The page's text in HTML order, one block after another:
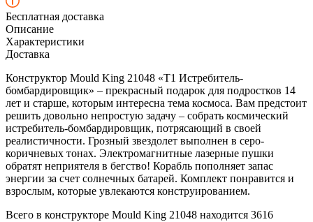
Бесплатная доставка
Описание
Характеристики
Доставка
Конструктор Mould King 21048 «Т1 Истребитель-
бомбардировщик» – прекрасный подарок для подростков 14
лет и старше, которым интересна тема космоса. Вам предстоит
решить довольно непростую задачу – собрать космический
истребитель-бомбардировщик, потрясающий в своей
реалистичности. Грозный звездолет выполнен в серо-
коричневых тонах. Электромагнитные лазерные пушки
обратят неприятеля в бегство! Корабль пополняет запас
энергии за счет солнечных батарей. Комплект понравится и
взрослым, которые увлекаются конструированием.
Всего в конструкторе Mould King 21048 находится 3616